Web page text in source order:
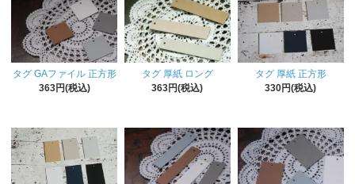
タグ GAファイル 正方形
363円(税込)
タグ 厚紙 ロング
363円(税込)
タグ 厚紙 正方形
330円(税込)